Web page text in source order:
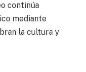
continúa
mediante
la cultura y